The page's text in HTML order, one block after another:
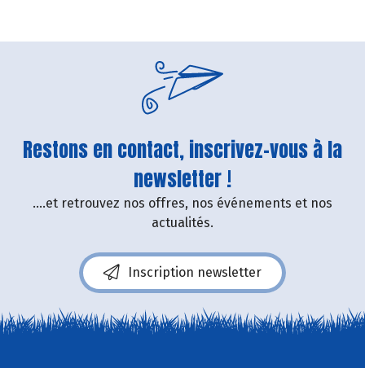
Restons en contact, inscrivez-vous à la
newsletter !
....et retrouvez nos offres, nos événements et nos
actualités.
Inscription newsletter